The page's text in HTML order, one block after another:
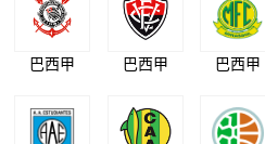
巴西甲 巴西甲 巴西甲